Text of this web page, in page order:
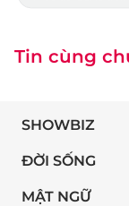
Tin cùng
SHOWBIZ
ĐỜI SỐNG
MẬT NGỮ